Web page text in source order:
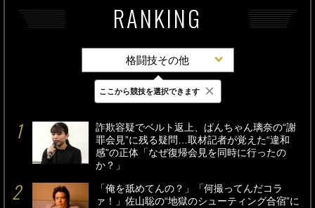
RANKING
格闘技その他
最新 24時間 週間
詐欺容疑でベルト返上、ぱんちゃん璃奈の“謝
罪会見”に残る疑問…取材記者が覚えた“違和
感”の正体「なぜ復帰会見を同時に行ったの
か？」
「俺を舐めてんの？」「何撮ってんだコラ
ァ！」佐山聡の“地獄のシューティング合宿”に
ここから競技を選択できます ×